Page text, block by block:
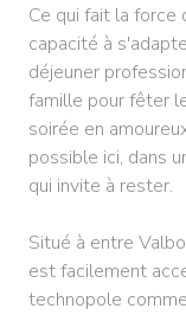
Ce qui fait la force
capacité à
déjeuner
famille pour fêter
soirée en
possible ici, dans
qui invite à rester.
Situé à entre
est facilement
technopole